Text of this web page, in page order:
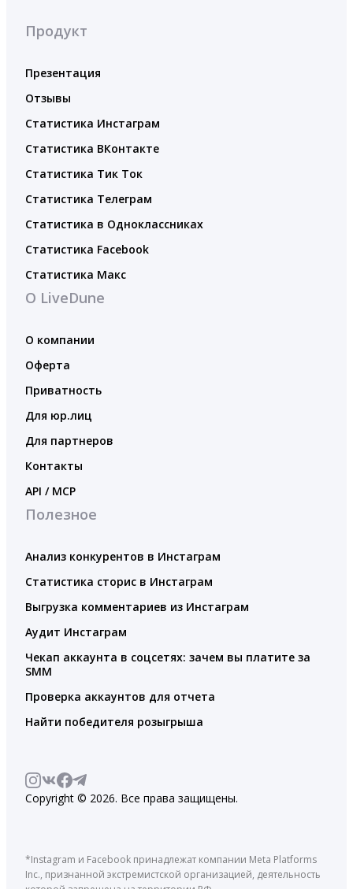
Продукт
Презентация
Отзывы
Статистика Инстаграм
Статистика ВКонтакте
Статистика Тик Ток
Статистика Телеграм
Статистика в Одноклассниках
Статистика Facebook
Статистика Макс
О LiveDune
О компании
Оферта
Приватность
Для юр.лиц
Для партнеров
Контакты
API / MCP
Полезное
Анализ конкурентов в Инстаграм
Статистика сторис в Инстаграм
Выгрузка комментариев из Инстаграм
Аудит Инстаграм
Чекап аккаунта в соцсетях: зачем вы платите за
SMM
Проверка аккаунтов для отчета
Найти победителя розыгрыша
Copyright © 2026. Все права защищены.
*Instagram и Facebook принадлежат компании Meta Platforms
Inc., признанной экстремистской организацией, деятельность